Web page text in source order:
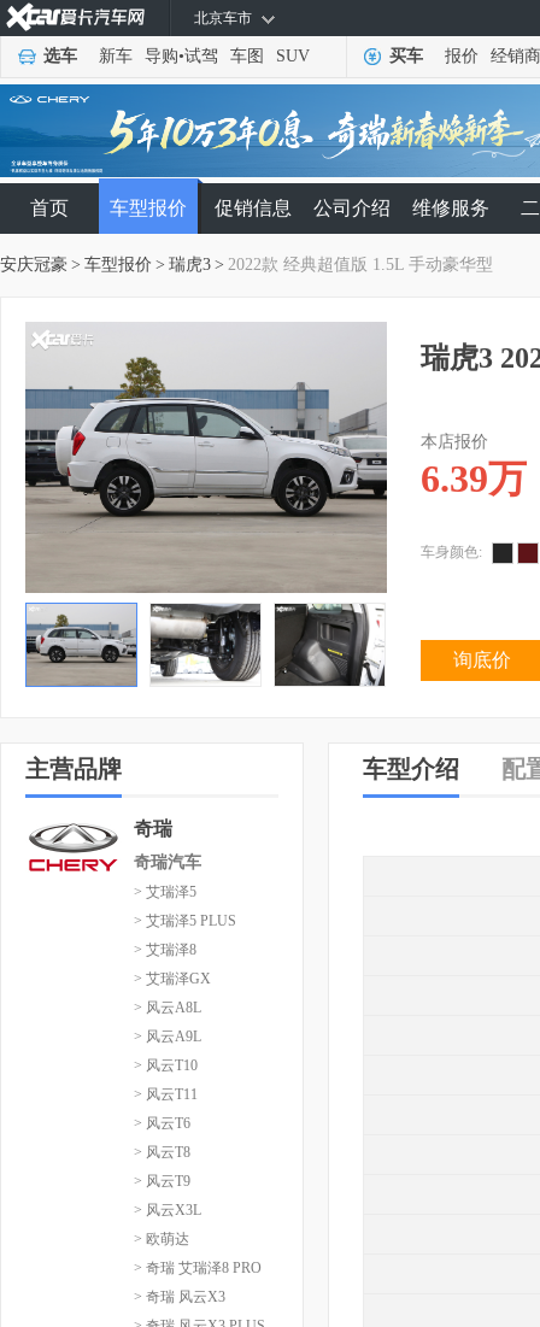
北京车市
选车 新车 导购•试驾 车图 SUV 买车 报价 经销商
首页 车型报价 促销信息 公司介绍 维修服务
安庆冠豪 > 车型报价 > 瑞虎3 > 2022款 经典超值版 1.5L 手动豪华型
瑞虎3
本店报价
6.39万
车身颜色:
询底价
主营品牌
奇瑞
奇瑞汽车
> 艾瑞泽5
> 艾瑞泽5 PLUS
> 艾瑞泽8
> 艾瑞泽GX
> 风云A8L
> 风云A9L
> 风云T10
> 风云T11
> 风云T6
> 风云T8
> 风云T9
> 风云X3L
> 欧萌达
> 奇瑞 艾瑞泽8 PRO
> 奇瑞 风云X3
车型介绍 配